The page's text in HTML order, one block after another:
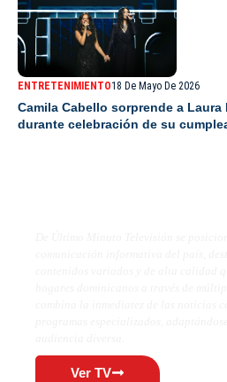
ENTRETENIMIENTO18 De Mayo De 2026
Camila Cabello sorprende a
durante celebración de su
Ver TV